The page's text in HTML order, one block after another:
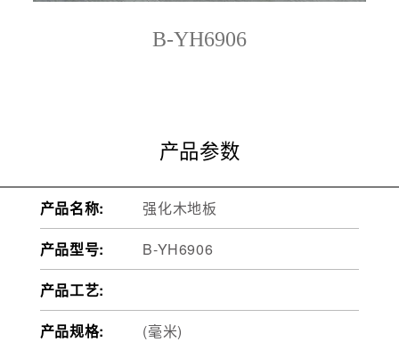
B-YH6906
产品参数
产品名称:
强化木地板
产品型号:
B-YH6906
产品工艺:
产品规格:
(毫米)